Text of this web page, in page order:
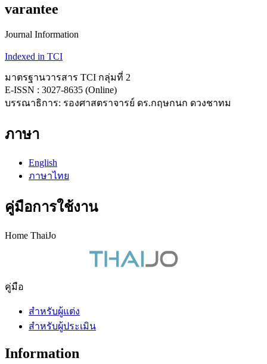
varantee
Journal Information
Indexed in TCI
มาตรฐานวารสาร TCI กลุ่มที่ 2
E-ISSN : 3027-8635 (Online)
บรรณาธิการ: รองศาสตราจารย์ ดร.กฤษกนก ดวงชาทม
ภาษา
English
ภาษาไทย
คู่มือการใช้งาน
Home ThaiJo
คู่มือ
สำหรับผู้แต่ง
สำหรับผู้ประเมิน
Information